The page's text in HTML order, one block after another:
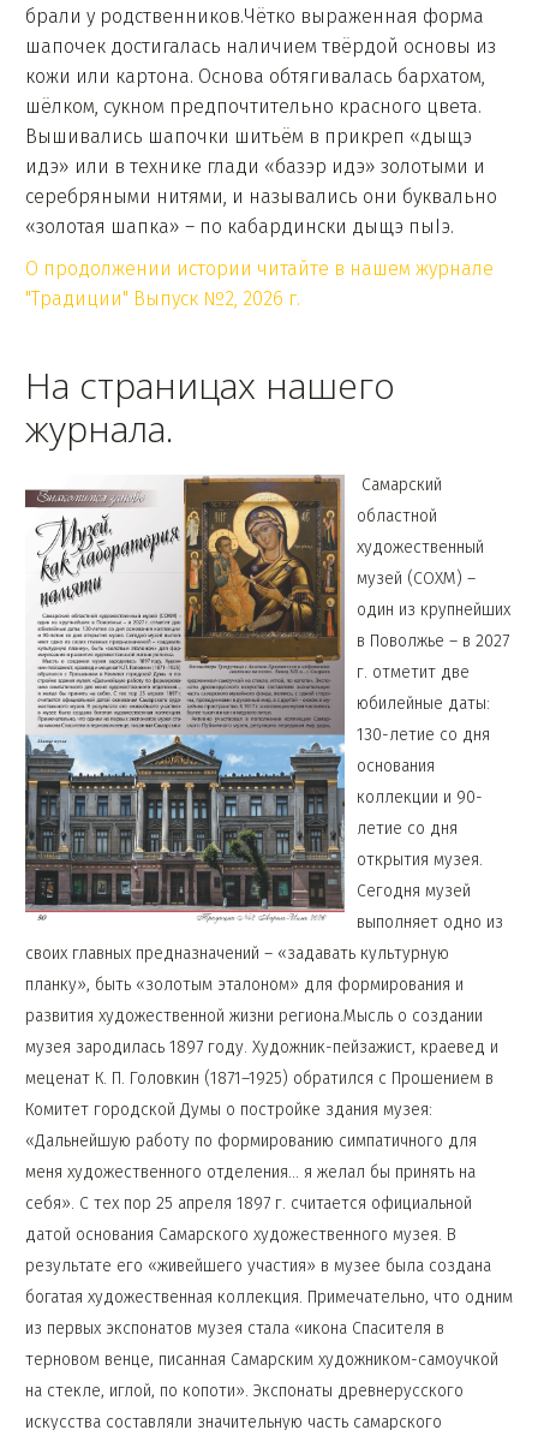
брали у родственников.Чётко выраженная форма
шапочек достигалась наличием твёрдой основы из
кожи или картона. Основа обтягивалась бархатом,
шёлком, сукном предпочтительно красного цвета.
Вышивались шапочки шитьём в прикреп «дыщэ
идэ» или в технике глади «базэр идэ» золотыми и
серебряными нитями, и назывались они буквально
«золотая шапка» – по кабардински дыщэ пыIэ.
О продолжении истории читайте в нашем журнале
"Традиции" Выпуск №2, 2026 г.
На страницах нашего
журнала.
Самарский
областной
художественный
музей (СОХМ) –
один из крупнейших
в Поволжье – в 2027
г. отметит две
юбилейные даты:
130-летие со дня
основания
коллекции и 90-
летие со дня
открытия музея.
Сегодня музей
выполняет одно из
своих главных предназначений – «задавать культурную
планку», быть «золотым эталоном» для формирования и
развития художественной жизни региона.Мысль о создании
музея зародилась 1897 году. Художник-пейзажист, краевед и
меценат К. П. Головкин (1871–1925) обратился с Прошением в
Комитет городской Думы о постройке здания музея:
«Дальнейшую работу по формированию симпатичного для
меня художественного отделения… я желал бы принять на
себя». С тех пор 25 апреля 1897 г. считается официальной
датой основания Самарского художественного музея. В
результате его «живейшего участия» в музее была создана
богатая художественная коллекция. Примечательно, что одним
из первых экспонатов музея стала «икона Спасителя в
терновом венце, писанная Самарским художником-самоучкой
на стекле, иглой, по копоти». Экспонаты древнерусского
искусства составляли значительную часть самарского